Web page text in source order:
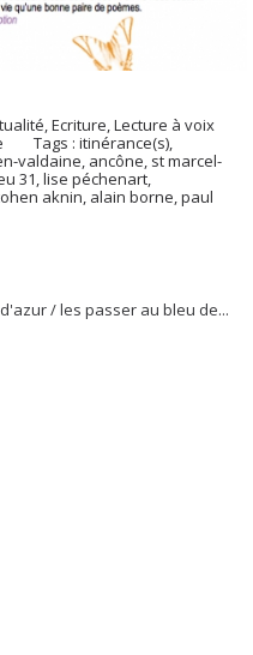
,Ecriture,Lecture à voix
Tags : itinérance(s),
valdaine, ancône, st marcel-
31,lise péchenart,
aknin, alain borne,paul
/ les passer au bleu de...